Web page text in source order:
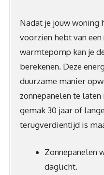
Nadat je jouw woning
voorzien hebt van
warmtepomp kan je
berekenen. Deze
duurzame manier
zonnepanelen te
gemak 30 jaar of
terugverdientijd is
Zonnepanelen
daglicht.